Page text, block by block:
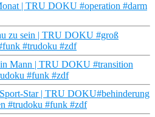
| TRU DOKU #operation #darm
zu sein | TRU DOKU #groß
#trudoku #zdf
Mann | TRU DOKU #transition
#funk #zdf
Star | TRU DOKU#behinderung
#trudoku #funk #zdf